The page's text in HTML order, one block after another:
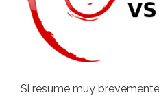
Si resume muy